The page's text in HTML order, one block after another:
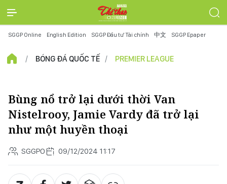
SGGP Online English Edition SGGP Đầu tư Tài chính 中文 SGGP Epaper
BÓNG ĐÁ QUỐC TẾ PREMIER LEAGUE
Bùng nổ trở lại dưới thời Van
Nistelrooy, Jamie Vardy đã trở lại
như một huyền thoại
SGGPO 09/12/2024 11:17